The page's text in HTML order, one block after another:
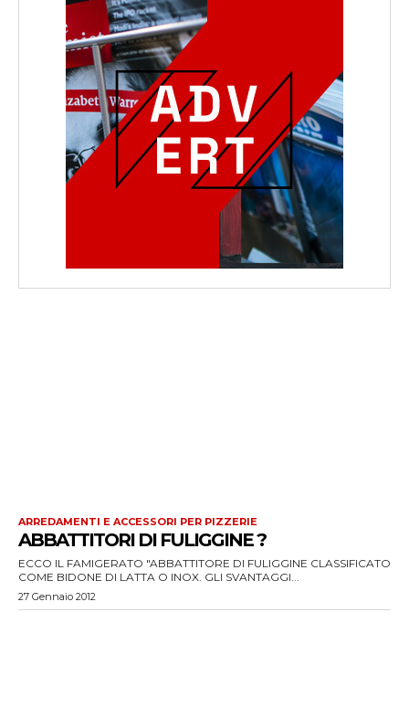
ARREDAMENTI E ACCESSORI PER PIZZERIE
ABBATTITORI DI FULIGGINE ?
ECCO IL FAMIGERATO "ABBATTITORE DI FULIGGINE CLASSIFICATO
COME BIDONE DI LATTA O INOX. GLI SVANTAGGI...
27 Gennaio 2012